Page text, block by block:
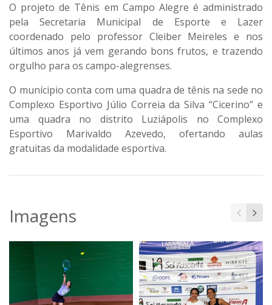
O projeto de Tênis em Campo Alegre é administrado
pela Secretaria Municipal de Esporte e Lazer
coordenado pelo professor Cleiber Meireles e nos
últimos anos já vem gerando bons frutos, e trazendo
orgulho para os campo-alegrenses.
O munícipio conta com uma quadra de tênis na sede no
Complexo Esportivo Júlio Correia da Silva “Cicerino” e
uma quadra no distrito Luziápolis no Complexo
Esportivo Marivaldo Azevedo, ofertando aulas
gratuitas da modalidade esportiva.
Imagens